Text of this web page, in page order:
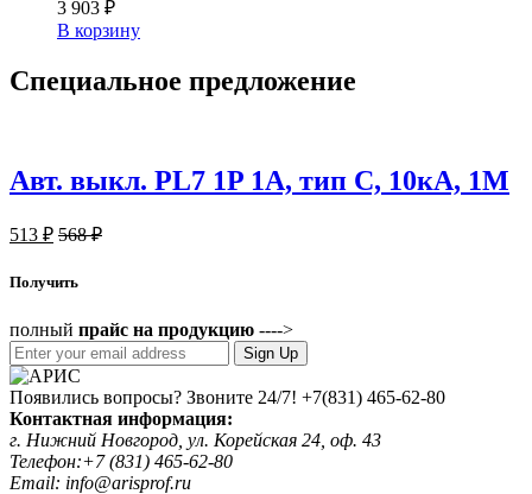
3 903 ₽
В корзину
Специальное предложение
Авт. выкл. PL7 1P 1А, тип С, 10кА, 1М
513 ₽ 568₽
Получить
полный прайс на продукцию ---->
Sign Up
Появились вопросы? Звоните 24/7! +7(831) 465-62-80
Контактная информация:
г. Нижний Новгород, ул. Корейская 24, оф. 43
Телефон:+7 (831) 465-62-80
Email: info@arisprof.ru